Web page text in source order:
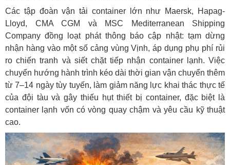
Các tập đoàn vận tải container lớn như Maersk, Hapag-
Lloyd, CMA CGM và MSC Mediterranean Shipping
Company đồng loạt phát thông báo cập nhật: tạm dừng
nhận hàng vào một số cảng vùng Vịnh, áp dụng phụ phí rủi
ro chiến tranh và siết chặt tiếp nhận container lạnh. Việc
chuyển hướng hành trình kéo dài thời gian vận chuyển thêm
từ 7–14 ngày tùy tuyến, làm giảm năng lực khai thác thực tế
của đội tàu và gây thiếu hụt thiết bị container, đặc biệt là
container lạnh vốn có vòng quay chậm và yêu cầu kỹ thuật
cao.